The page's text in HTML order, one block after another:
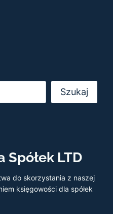
Szukaj
Spółek LTD
do skorzystania z naszej
księgowości dla spółek